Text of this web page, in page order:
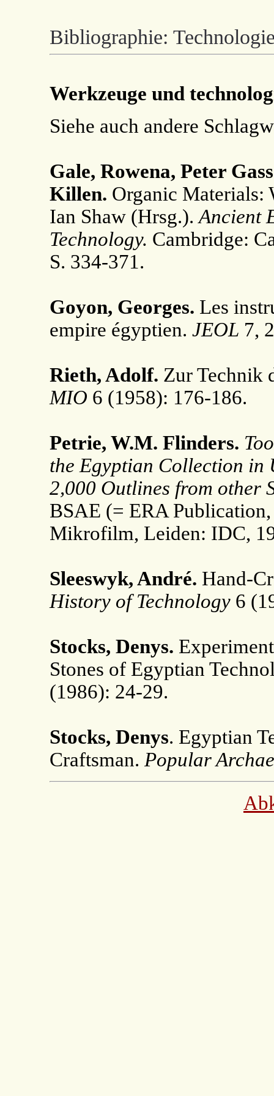
Bibliographie:
Werkzeuge und
Siehe auch andere
Gale, Rowena, Peter
Killen. Organic Materials:
Ian Shaw (Hrsg.).Ancient
Technology. Cambridge:
S. 334-371.
Goyon, Georges. Les
empire égyptien. JEOL 7,
Rieth, Adolf. Zur Technik
MIO 6 (1958): 176-186.
Petrie, W.M. Flinders.
the Egyptian Collection in
2,000 Outlines from other
BSAE (= ERA
Mikrofilm, Leiden: IDC,
Sleeswyk, André. Hand-
History of Technology 6
Stocks, Denys.
Stones of Egyptian
(1986): 24-29.
Stocks, Denys. Egyptian
Craftsman. Popular